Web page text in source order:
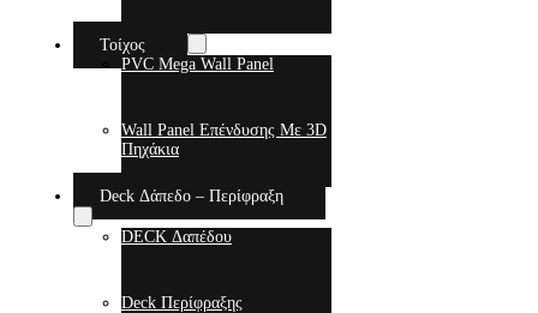
Τοίχος
PVC Mega Wall Panel
Wall Panel Επένδυσης Με 3D
Πηχάκια
Deck Δάπεδο – Περίφραξη
DECK Δαπέδου
Deck Περίφραξης